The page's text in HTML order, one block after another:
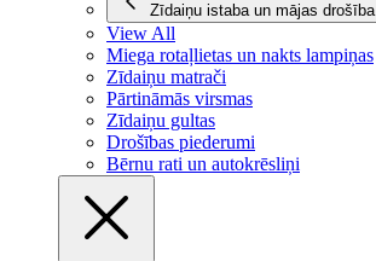
Zīdaiņu istaba un mājas drošība
View All
Miega rotaļlietas un nakts lampiņas
Zīdaiņu matrači
Pārtināmās virsmas
Zīdaiņu gultas
Drošības piederumi
Bērnu rati un autokrēsliņi